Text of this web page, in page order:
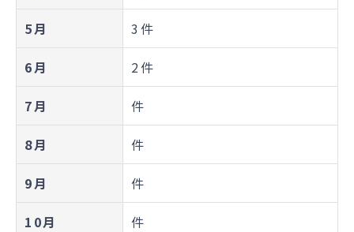
5月 3件
6月 2件
7月 件
8月 件
9月 件
10月 件